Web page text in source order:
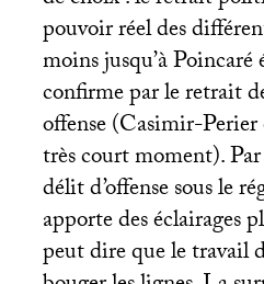
pouvoir réel des
moins jusqu’à
confirme par le retrait
offense (Casimir-
très court moment).
délit d’offense sous le
apporte des éclairages
peut dire que le travail